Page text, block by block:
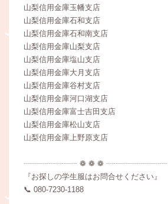
山梨信用金庫玉幡支店
山梨信用金庫石和支店
山梨信用金庫石和南支店
山梨信用金庫山梨支店
山梨信用金庫塩山支店
山梨信用金庫大月支店
山梨信用金庫谷村支店
山梨信用金庫河口湖支店
山梨信用金庫富士吉田支店
山梨信用金庫松山支店
山梨信用金庫上野原支店
┈┈┈┈┈┈┈ ❁ ❁ ❁ ┈┈┈┈┈┈┈┈
『お探しの学生服はお問合せください』
📞 080-7230‐1188